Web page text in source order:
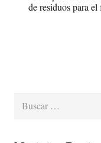
de residuos para
Buscar: